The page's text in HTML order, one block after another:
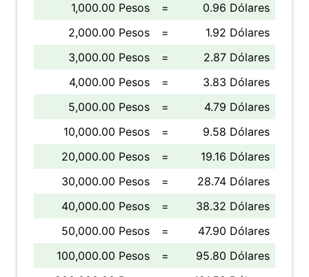
1,000.00 Pesos =
0.96 Dólares
2,000.00 Pesos
=
1.92 Dólares
3,000.00 Pesos
=
2.87 Dólares
4,000.00 Pesos
=
3.83 Dólares
5,000.00 Pesos
=
4.79 Dólares
10,000.00 Pesos
=
9.58 Dólares
20,000.00 Pesos
=
19.16 Dólares
30,000.00 Pesos
=
28.74 Dólares
40,000.00 Pesos
=
38.32 Dólares
50,000.00 Pesos
=
47.90 Dólares
100,000.00 Pesos
=
95.80 Dólares